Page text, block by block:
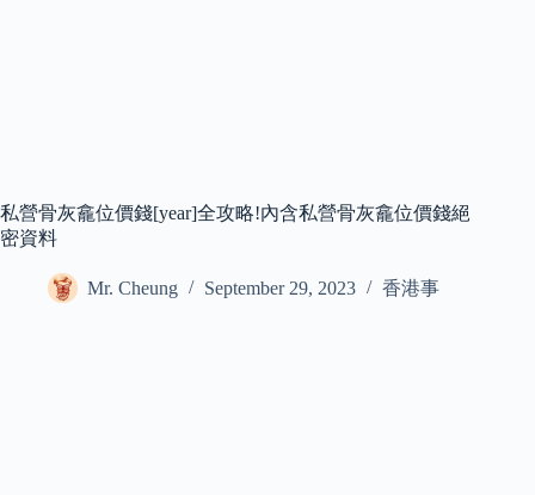
私營骨灰龕位價錢[year]全攻略!內含私營骨灰龕位價錢絕
密資料
Mr. Cheung September 29, 2023 香港事